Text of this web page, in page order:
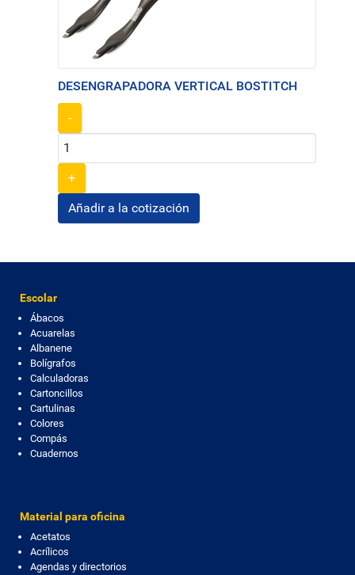
DESENGRAPADORA VERTICAL BOSTITCH
-
+
Escolar
Ábacos
Acuarelas
Albanene
Bolígrafos
Calculadoras
Cartoncillos
Cartulinas
Colores
Compás
Cuadernos
Material para oficina
Acetatos
Acrílicos
Agendas y directorios